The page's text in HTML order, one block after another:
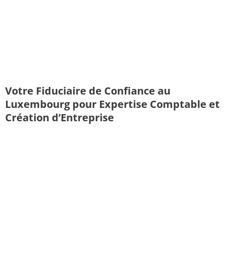
Votre Fiduciaire de Confiance au
Luxembourg pour Expertise Comptable et
Création d’Entreprise